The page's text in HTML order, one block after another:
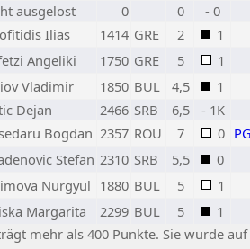
ausgelost 0 0
- 0
Ilias 1414 GRE 2
1
Angeliki 1750 GRE 5
1
Vladimir 1850 BUL 4,5
1
Dejan 2466 SRB 6,5
- 1K
Bogdan 2357 ROU 7 0
Stefan 2310 SRB 5,5
0
Nurgyul 1880 BUL 5
1
Margarita 2299 BUL 5
1
mehr als 400 Punkte. Sie wurde